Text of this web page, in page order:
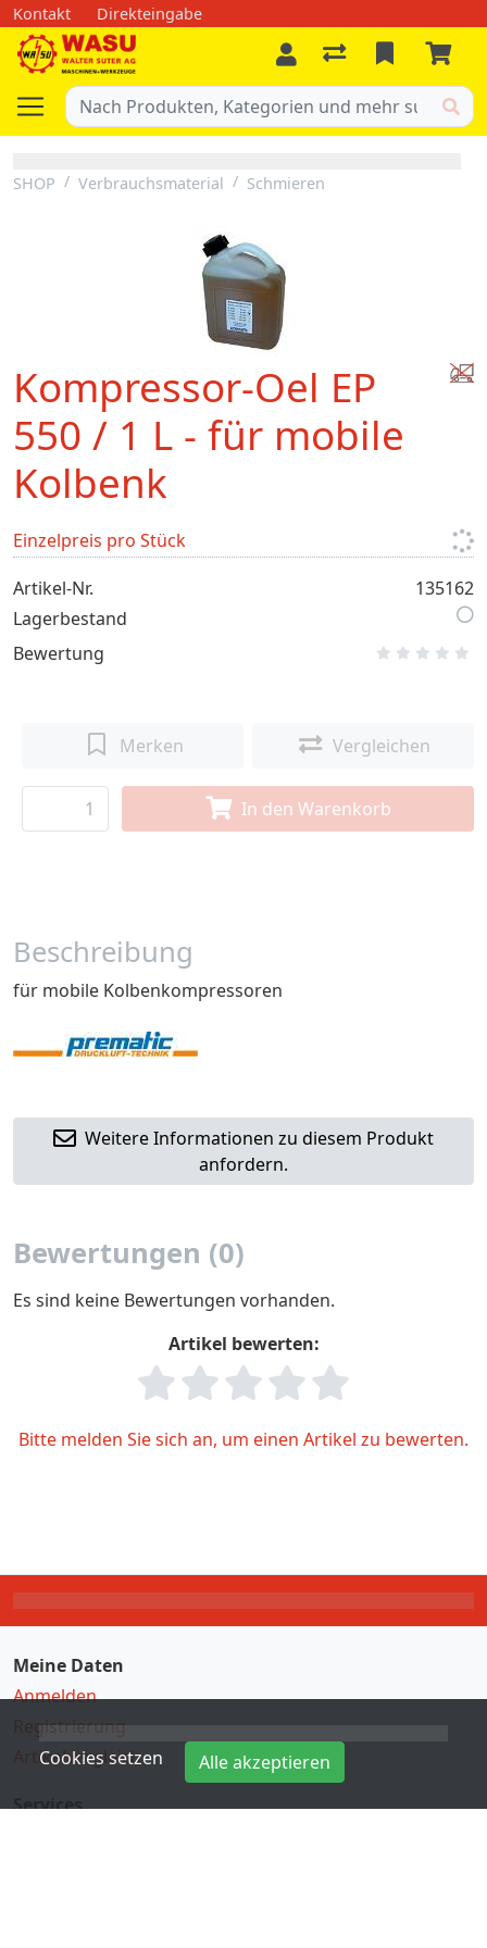
Kontakt Direkteingabe
SHOP Verbrauchsmaterial Schmieren
Kompressor-Oel EP
550 / 1 L - für mobile
Kolbenk
Einzelpreis pro Stück
Artikel-Nr.
135162
Lagerbestand
Bewertung
Merken Vergleichen
In den Warenkorb
Beschreibung
für mobile Kolbenkompressoren
Weitere Informationen zu diesem Produkt
anfordern.
Bewertungen (0)
Es sind keine Bewertungen vorhanden.
Artikel bewerten:
Bitte melden Sie sich an, um einen Artikel zu bewerten.
Meine Daten
Anmelden
Registrierung
Artikelvergleich
Services
Cookies setzen Alle akzeptieren